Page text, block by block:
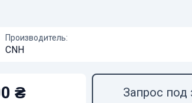
Производитель:
CNH
₴ Запрос под